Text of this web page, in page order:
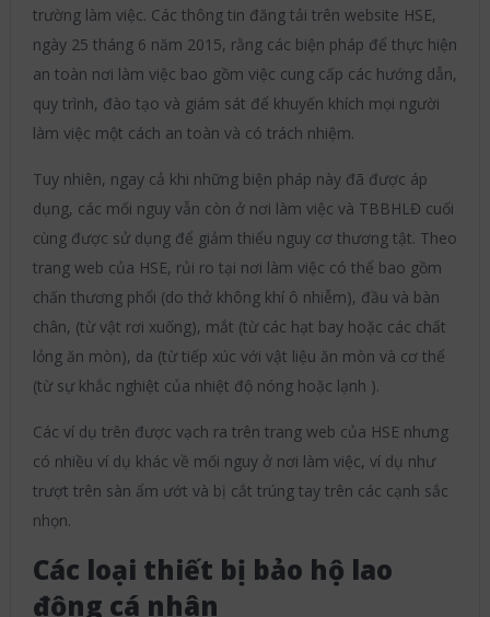
trường làm việc. Các thông tin đăng tải trên website HSE,
ngày 25 tháng 6 năm 2015, rằng các biện pháp để thực hiện
an toàn nơi làm việc bao gồm việc cung cấp các hướng dẫn,
quy trình, đào tạo và giám sát để khuyến khích mọi người
làm việc một cách an toàn và có trách nhiệm.
Tuy nhiên, ngay cả khi những biện pháp này đã được áp
dụng, các mối nguy vẫn còn ở nơi làm việc và TBBHLĐ cuối
cùng được sử dụng để giảm thiểu nguy cơ thương tật. Theo
trang web của HSE, rủi ro tại nơi làm việc có thể bao gồm
chấn thương phổi (do thở không khí ô nhiễm), đầu và bàn
chân, (từ vật rơi xuống), mắt (từ các hạt bay hoặc các chất
lỏng ăn mòn), da (từ tiếp xúc với vật liệu ăn mòn và cơ thể
(từ sự khắc nghiệt của nhiệt độ nóng hoặc lạnh ).
Các ví dụ trên được vạch ra trên trang web của HSE nhưng
có nhiều ví dụ khác về mối nguy ở nơi làm việc, ví dụ như
trượt trên sàn ẩm ướt và bị cắt trúng tay trên các cạnh sắc
nhọn.
Các loại thiết bị bảo hộ lao
động cá nhân